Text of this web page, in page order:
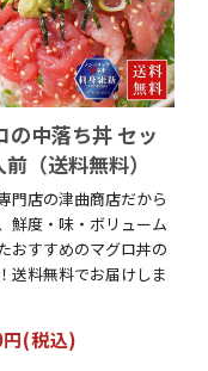
の中落ち丼 セッ
前（送料無料）
門店の津曲商店だから
鮮度・味・ボリューム
おすすめのマグロ丼の
送料無料でお届けしま
(税込)